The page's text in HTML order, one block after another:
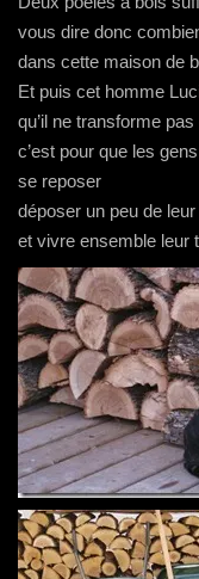
vous dire donc
dans cette maison de
Et puis cet homme
qu’il ne transforme
c’est pour que les
se reposer
déposer un peu de leur
et vivre ensemble leur